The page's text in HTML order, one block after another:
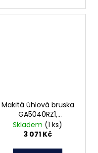
Makitá úhlová bruska
GA5040RZ1,
125mm,SJS,1100W
Skladem (1 ks)
3 071 Kč